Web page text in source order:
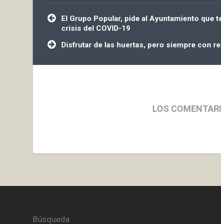
Navegación
de
entradas
El Grupo Popular, pide al Ayuntamiento que
crisis del COVID-19
Disfrutar de las huertas, pero siempre con
LOS
Búsqueda